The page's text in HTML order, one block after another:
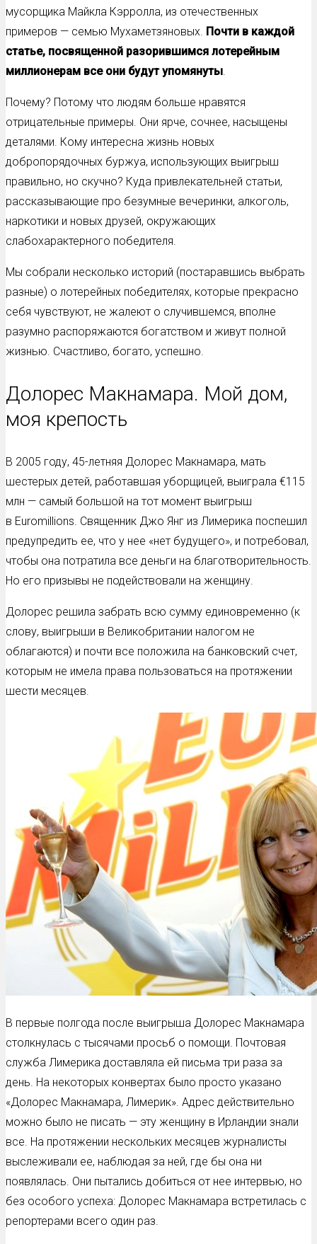
мусорщика Майкла Кэрролла, из отечественных
примеров — семью Мухаметзяновых. Почти в каждой
статье, посвященной разорившимся лотерейным
миллионерам все они будут упомянуты.
Почему? Потому что людям больше нравятся
отрицательные примеры. Они ярче, сочнее, насыщены
деталями. Кому интересна жизнь новых
добропорядочных буржуа, использующих выигрыш
правильно, но скучно? Куда привлекательней статьи,
рассказывающие про безумные вечеринки, алкоголь,
наркотики и новых друзей, окружающих
слабохарактерного победителя.
Мы собрали несколько историй (постаравшись выбрать
разные) о лотерейных победителях, которые прекрасно
себя чувствуют, не жалеют о случившемся, вполне
разумно распоряжаются богатством и живут полной
жизнью. Счастливо, богато, успешно.
Долорес Макнамара. Мой дом,
моя крепость
В 2005 году, 45-летняя Долорес Макнамара, мать
шестерых детей, работавшая уборщицей, выиграла €115
млн — самый большой на тот момент выигрыш
в Euromillions. Священник Джо Янг из Лимерика поспешил
предупредить ее, что у нее «нет будущего», и потребовал,
чтобы она потратила все деньги на благотворительность.
Но его призывы не подействовали на женщину.
Долорес решила забрать всю сумму единовременно (к
слову, выигрыши в Великобритании налогом не
облагаются) и почти все положила на банковский счет,
которым не имела права пользоваться на протяжении
шести месяцев.
В первые полгода после выигрыша Долорес Макнамара
столкнулась с тысячами просьб о помощи. Почтовая
служба Лимерика доставляла ей письма три раза за
день. На некоторых конвертах было просто указано
«Долорес Макнамара, Лимерик». Адрес действительно
можно было не писать — эту женщину в Ирландии знали
все. На протяжении нескольких месяцев журналисты
выслеживали ее, наблюдая за ней, где бы она ни
появлялась. Они пытались добиться от нее интервью, но
без особого успеха: Долорес Макнамара встретилась с
репортерами всего один раз.